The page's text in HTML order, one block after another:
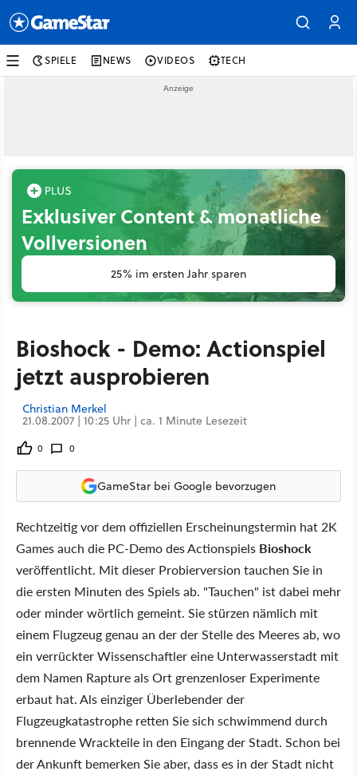
SPIELE NEWS VIDEOS TECH
Exklusiver Content & monatliche
Vollversionen
25% im ersten Jahr sparen
Bioshock - Demo: Actionspiel
jetzt ausprobieren
Christian Merkel
21.08.2007 | 10:25 Uhr | ca. 1 Minute Lesezeit
0 0
GameStar bei Google bevorzugen
Rechtzeitig vor dem offiziellen Erscheinungstermin hat 2K
Games auch die PC-Demo des Actionspiels Bioshock
veröffentlicht. Mit dieser Probierversion tauchen Sie in
die ersten Minuten des Spiels ab. "Tauchen" ist dabei mehr
oder minder wörtlich gemeint. Sie stürzen nämlich mit
einem Flugzeug genau an der der Stelle des Meeres ab, wo
ein verrückter Wissenschaftler eine Unterwasserstadt mit
dem Namen Rapture als Ort grenzenloser Experimente
erbaut hat. Als einziger Überlebender der
Flugzeugkatastrophe retten Sie sich schwimmend durch
brennende Wrackteile in den Eingang der Stadt. Schon bei
der Ankunft bemerken Sie aber, dass es in der Stadt nicht